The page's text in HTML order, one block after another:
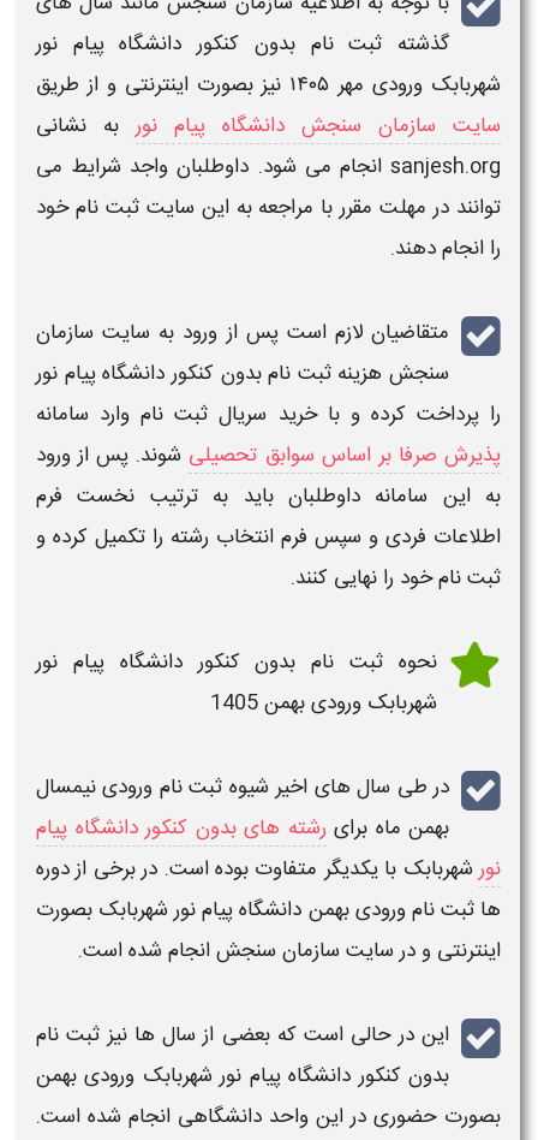
گذشته ثبت نام بدون کنکور دانشگاه پیام نور
شهربابک ​ورودی مهر ۱۴۰۵
نیز بصورت اینترنتی و از طریق
سایت سازمان سنجش دانشگاه پیام نوربه نشانی
sanjesh.orgانجام می شود. داوطلبان واجد شرایط می
توانند در مهلت مقرر با مراجعه به این سایت ثبت نامخود
را انجام دهند.
متقاضیان لازم است پس از ورود به سایت سازمان
سنجش هزینه ثبت نام بدون کنکور دانشگاه پیام نور
را پرداخت کرده و با خرید سریال ثبت نام وارد سامانه
پذیرش صرفا بر اساس سوابق تحصیلی شوند. پس از ورود
به این سامانهداوطلبان باید به ترتیب نخست فرم
اطلاعات فردی و سپس فرم انتخاب رشته را تکمیل کرده و
ثبت نامخود را نهایی کنند.
نحوه ثبت نام بدون کنکور دانشگاه پیام نور
شهربابک ​ ورودی بهمن 1405
در طی سال های اخیر شیوه ثبت نام ورودی نیمسال
بهمن ماه برای رشته های بدون کنکور دانشگاه پیام
نور شهربابک ​ با یکدیگر متفاوت بوده است. در برخی از دوره
هاثبت نام ورودی بهمن دانشگاه پیام نور شهربابک ​بصورت
اینترنتی و در سایت سازمان سنجش انجام شده است.
این در حالی است که بعضی از سال ها نیز ثبت نام
بدون کنکور دانشگاه پیام نور شهربابک ​ورودی بهمن
بصورت حضوری در این واحد دانشگاهی انجام شده است.